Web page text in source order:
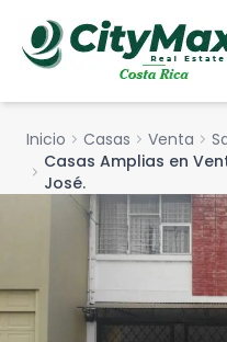
Inicio chevron_right Casas chevron_right Venta chevron_right
chevron_right Casas Amplias en
José.